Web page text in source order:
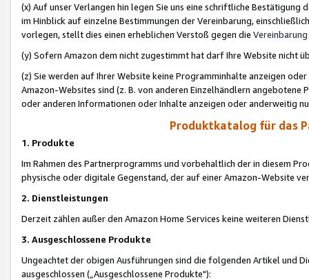
(x) Auf unser Verlangen hin legen Sie uns eine schriftliche
im Hinblick auf einzelne Bestimmungen der Vereinbarung,
vorlegen, stellt dies einen erheblichen Verstoß gegen die Vereinbarung
(y) Sofern Amazon dem nicht zugestimmt hat darf Ihre Website nicht
(z) Sie werden auf Ihrer Website keine Programminhalte anzeigen
Amazon-Websites sind (z. B. von anderen Einzelhändlern
oder anderen Informationen oder Inhalte anzeigen oder anderweitig
Produktkatalog für das
1. Produkte
Im Rahmen des Partnerprogramms und vorbehaltlich der in diesem
physische oder digitale Gegenstand, der auf einer Amazon-Website
2. Dienstleistungen
Derzeit zählen außer den Amazon Home Services keine weiteren
3. Ausgeschlossene Produkte
Ungeachtet der obigen Ausführungen sind die folgenden Artikel und
ausgeschlossen („Ausgeschlossene Produkte"):